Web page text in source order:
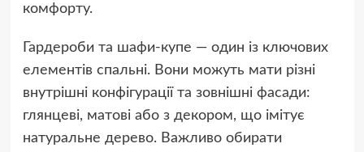
комфорту.
Гардероби та шафи-купе — один із ключових
елементів спальні. Вони можуть мати різні
внутрішні конфігурації та зовнішні фасади:
глянцеві, матові або з декором, що імітує
натуральне дерево. Важливо обирати